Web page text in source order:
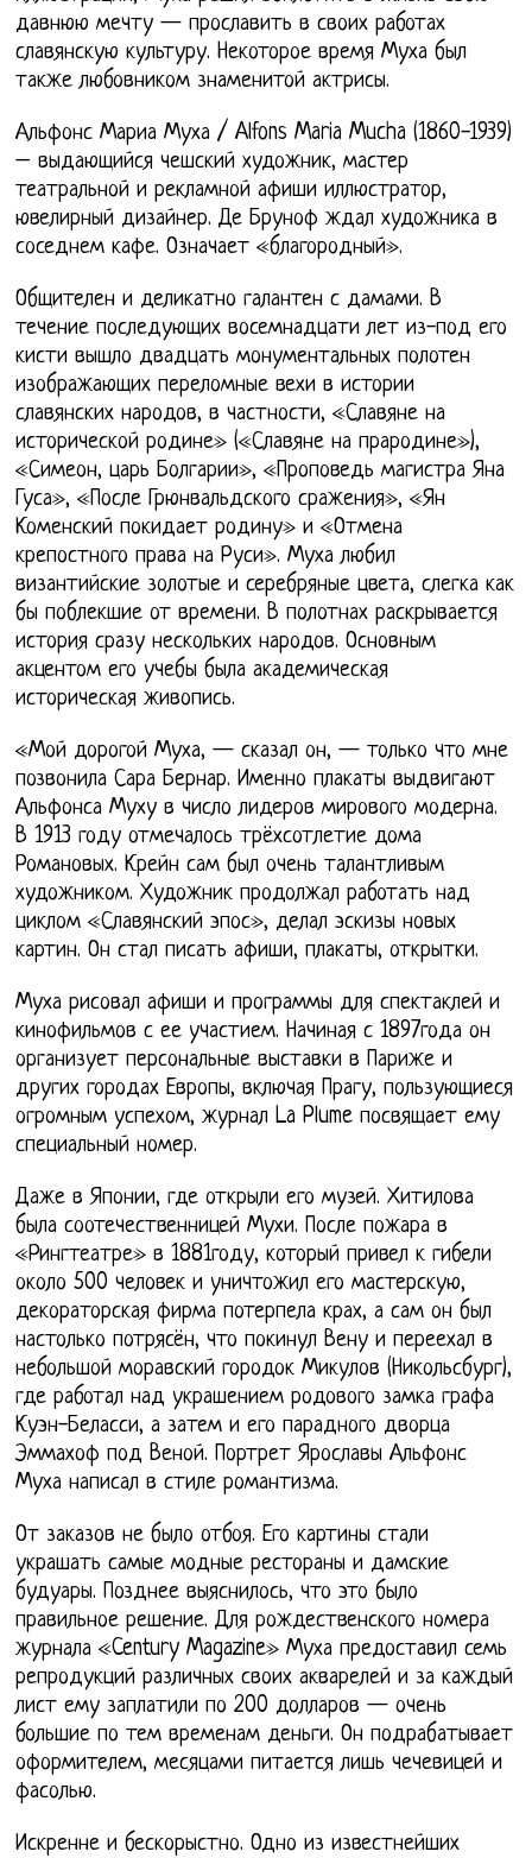
давнюю мечту — прославить в своих работах
славянскую культуру. Некоторое время Муха был
также любовником знаменитой актрисы.
Альфонс Мариа Муха / Alfons Maria Mucha (1860-1939)
– выдающийся чешский художник, мастер
театральной и рекламной афиши иллюстратор,
ювелирный дизайнер. Де Бруноф ждал художника в
соседнем кафе. Означает «благородный».
Общителен и деликатно галантен с дамами. В
течение последующих восемнадцати лет из-под его
кисти вышло двадцать монументальных полотен
изображающих переломные вехи в истории
славянских народов, в частности, «Славяне на
исторической родине» («Славяне на прародине»),
«Симеон, царь Болгарии», «Проповедь магистра Яна
Гуса», «После Грюнвальдского сражения», «Ян
Коменский покидает родину» и «Отмена
крепостного права на Руси». Муха любил
византийские золотые и серебряные цвета, слегка как
бы поблекшие от времени. В полотнах раскрывается
история сразу нескольких народов. Основным
акцентом его учебы была академическая
историческая живопись.
«Мой дорогой Муха, — сказал он, — только что мне
позвонила Сара Бернар. Именно плакаты выдвигают
Альфонса Муху в число лидеров мирового модерна.
В 1913 году отмечалось трёхсотлетие дома
Романовых. Крейн сам был очень талантливым
художником. Художник продолжал работать над
циклом «Славянский эпос», делал эскизы новых
картин. Он стал писать афиши, плакаты, открытки.
Муха рисовал афиши и программы для спектаклей и
кинофильмов с ее участием. Начиная с 1897года он
организует персональные выставки в Париже и
других городах Европы, включая Прагу, пользующиеся
огромным успехом, журнал La Plume посвящает ему
специальный номер.
Даже в Японии, где открыли его музей. Хитилова
была соотечественницей Мухи. После пожара в
«Рингтеатре» в 1881году, который привел к гибели
около 500 человек и уничтожил его мастерскую,
декораторская фирма потерпела крах, а сам он был
настолько потрясён, что покинул Вену и переехал в
небольшой моравский городок Микулов (Никольсбург),
где работал над украшением родового замка графа
Куэн-Беласси, а затем и его парадного дворца
Эммахоф под Веной. Портрет Ярославы Альфонс
Муха написал в стиле романтизма.
От заказов не было отбоя. Его картины стали
украшать самые модные рестораны и дамские
будуары. Позднее выяснилось, что это было
правильное решение. Для рождественского номера
журнала «Century Magazine» Муха предоставил семь
репродукций различных своих акварелей и за каждый
лист ему заплатили по 200 долларов — очень
большие по тем временам деньги. Он подрабатывает
оформителем, месяцами питается лишь чечевицей и
фасолью.
Искренне и бескорыстно. Одно из известнейших